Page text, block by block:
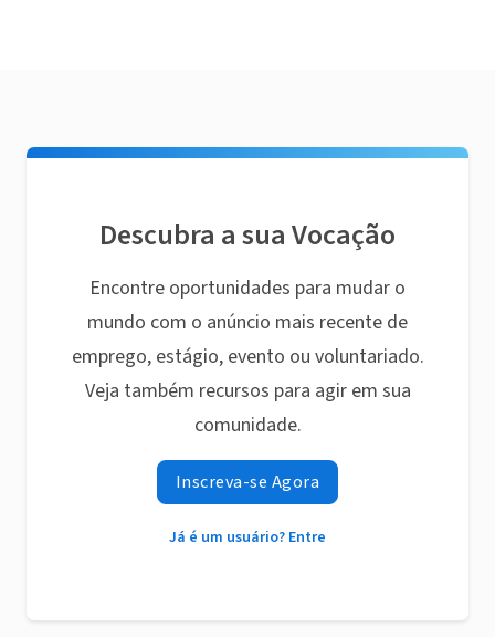
Descubra a sua Vocação
Encontre oportunidades para mudar o
mundo com o anúncio mais recente de
emprego, estágio, evento ou voluntariado.
Veja também recursos para agir em sua
comunidade.
Inscreva-se Agora
Já é um usuário? Entre